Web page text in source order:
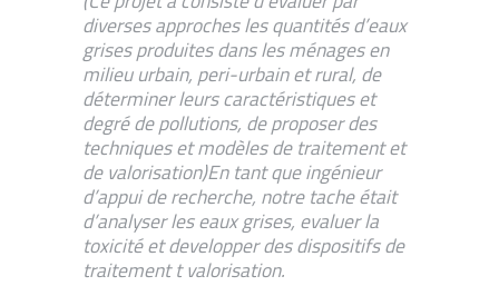
diverses approches les quantités d’eaux
grises produites dans les ménages en
milieu urbain, peri-urbain et rural, de
déterminer leurs caractéristiques et
degré de pollutions, de proposer des
techniques et modèles de traitement et
de valorisation)En tant que ingénieur
d’appui de recherche, notre tache était
d’analyser les eaux grises, evaluer la
toxicité et developper des dispositifs de
traitement t valorisation.